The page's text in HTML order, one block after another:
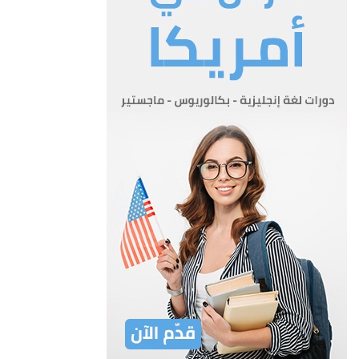
الله الاول 0
أ- يرفع التاج على ابواب القصور الملكية الهاشمية العامرة
وافراد الاسرة المالكة الهاشمية من فرع الملك عبد الله الاول الذين
اصدر جلالة الملك ارادته السامية بمنحهم
حق استعمال التاج ويستثنى من ذلك ذرية الاناث منهم اللواتي
يتزوجن من غير فرع الملك عبد الله الاول 0
ب- يستخدم التاج من قبل المؤسسات والمعاهد الرسمية التي
تحظى بالموافقة الملكية السامية 0
ج- يجوز استخدام التاج من قبل الاشخاص والهيئات والمؤســسات
غيـر الرسميــة التي تحظى بموافقة ملكية
سامية 0
المادة 6